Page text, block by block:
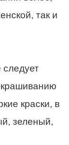
так и
краски, в
зеленый,